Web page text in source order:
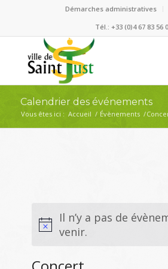
Démarches administratives
Tél.: +33 (0)4 67 83 56
Calendrier des événements
Vous êtes ici : Accueil / Évènements /
Il n’y a pas de
venir.